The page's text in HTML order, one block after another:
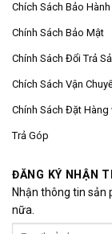
Chích Sách Bảo Hành
Chính Sách Bảo Mật
Chính Sách Đổi Trả
Chích Sách Vận
Chính Sách Đặt Hàng
Trả Góp
ĐĂNG KÝ NHẬN
Nhận thông tin sản
nữa.